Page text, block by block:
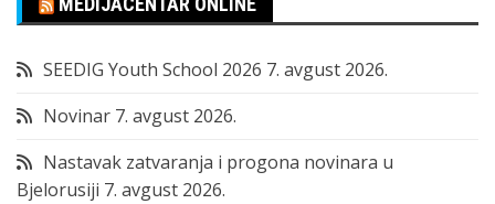
SEEDIG Youth School 2026 7. avgust 2026.
Novinar 7. avgust 2026.
Nastavak zatvaranja i progona novinara u
Bjelorusiji 7. avgust 2026.